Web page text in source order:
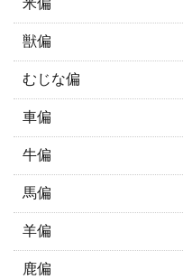
獣偏
むじな偏
車偏
牛偏
馬偏
羊偏
鹿偏